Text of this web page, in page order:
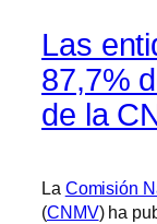
Las
87,7%
de la
La Comisión
(CNMV) ha